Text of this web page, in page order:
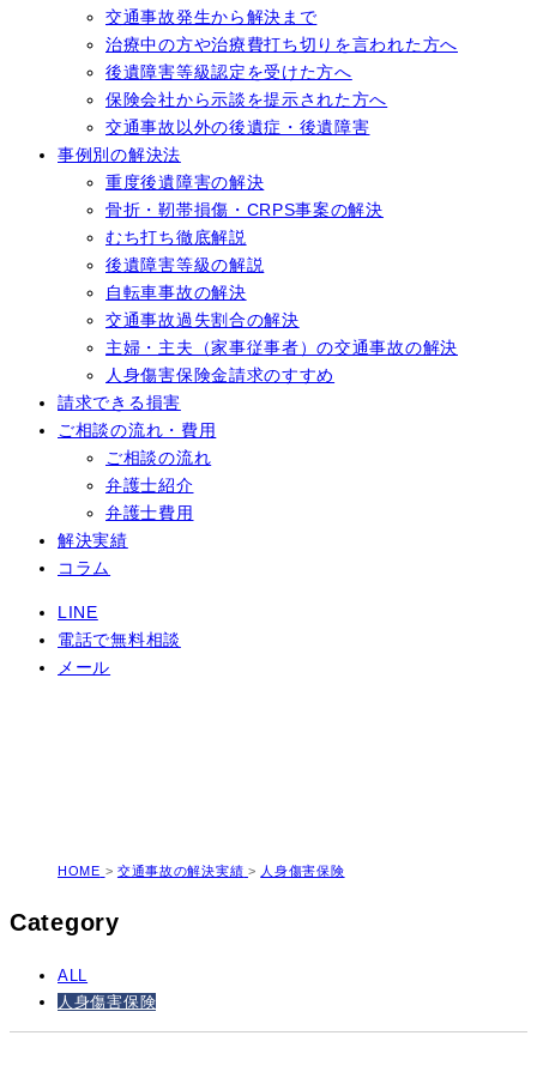
交通事故発生から解決まで
治療中の方や治療費打ち切りを言われた方へ
後遺障害等級認定を受けた方へ
保険会社から示談を提示された方へ
交通事故以外の後遺症・後遺障害
事例別の解決法
重度後遺障害の解決
骨折・靭帯損傷・CRPS事案の解決
むち打ち徹底解説
後遺障害等級の解説
自転車事故の解決
交通事故過失割合の解決
主婦・主夫（家事従事者）の交通事故の解決
人身傷害保険金請求のすすめ
請求できる損害
ご相談の流れ・費用
ご相談の流れ
弁護士紹介
弁護士費用
解決実績
コラム
LINE
電話で無料相談
メール
HOME > 交通事故の解決実績 > 人身傷害保険
Category
ALL
人身傷害保険